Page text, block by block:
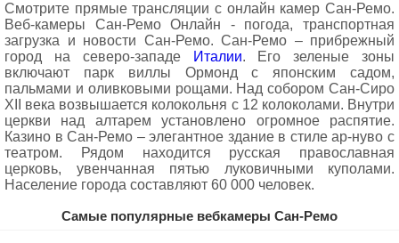
Смотрите прямые трансляции с онлайн камер Сан-Ремо.
Веб-камеры Сан-Ремо Oнлайн - погода, транспортная
загрузка и новости Сан-Ремо. Сан-Ремо – прибрежный
город на северо-западе
Италии. Его зеленые зоны
включают парк виллы Ормонд с японским садом,
пальмами и оливковыми рощами. Над собором Сан-Сиро
XII века возвышается колокольня с 12 колоколами. Внутри
церкви над алтарем установлено огромное распятие.
Казино в Сан-Ремо – элегантное здание в стиле ар-нуво с
театром. Рядом находится русская православная
церковь, увенчанная пятью луковичными куполами.
Население города составляют 60 000 человек.
Самые популярные вебкамеры Сан-Ремо